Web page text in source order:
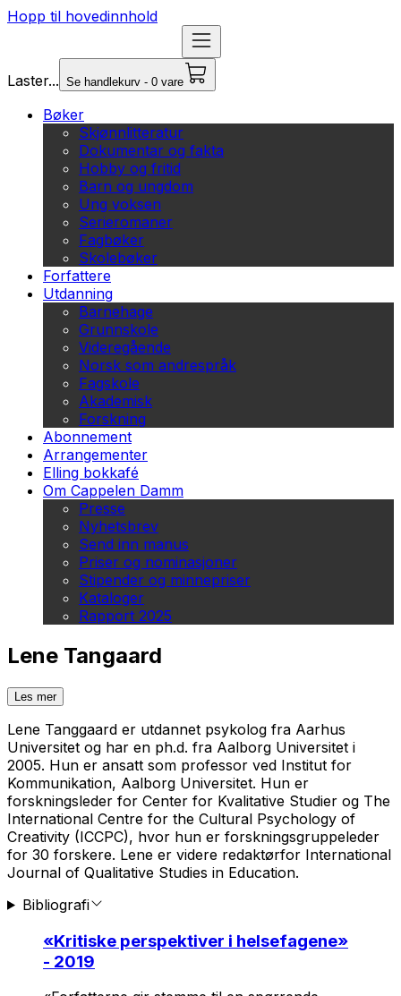
Hopp til hovedinnhold
Laster... Se handlekurv - 0 vare
Bøker
Skjønnlitteratur
Dokumentar og fakta
Hobby og fritid
Barn og ungdom
Ung voksen
Serieromaner
Fagbøker
Skolebøker
Forfattere
Utdanning
Barnehage
Grunnskole
Videregående
Norsk som andrespråk
Fagskole
Akademisk
Forskning
Abonnement
Arrangementer
Elling bokkafé
Om Cappelen Damm
Presse
Nyhetsbrev
Send inn manus
Priser og nominasjoner
Stipender og minnepriser
Kataloger
Rapport 2025
Lene Tangaard
Les mer
Lene Tanggaard er utdannet psykolog fra Aarhus
Universitet og har en ph.d. fra Aalborg Universitet i
2005. Hun er ansatt som professor ved Institut for
Kommunikation, Aalborg Universitet. Hun er
forskningsleder for Center for Kvalitative Studier og The
International Centre for the Cultural Psychology of
Creativity (ICCPC), hvor hun er forskningsgruppeleder
for 30 forskere. Lene er videre redaktørfor International
Journal of Qualitative Studies in Education.
Bibliografi
«Kritiske perspektiver i helsefagene»
- 2019